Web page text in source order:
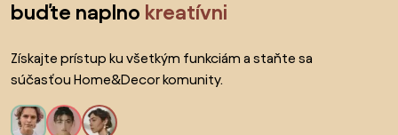
buďte naplno kreatívni
Získajte prístup ku všetkým funkciám a staňte sa
súčasťou Home&Decor komunity.